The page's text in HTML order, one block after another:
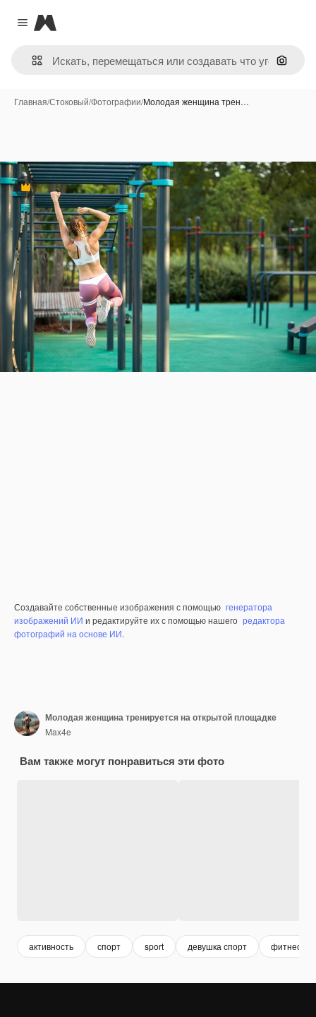
Close menu
Magnific
Поиск
Главная/Стоковый/Фотографии/Молодая женщина трен…
Премиум
Создавайте собственные изображения с помощью генератора
изображений ИИ и редактируйте их с помощью нашего редактора
фотографий на основе ИИ.
Молодая женщина тренируется на открытой площадке
Max4e
Вам также могут понравиться эти фото
активность спорт sport девушка спорт фитнес